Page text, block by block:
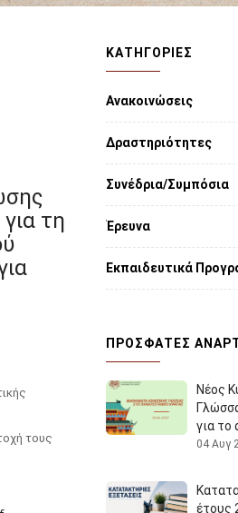
τη
τους
ΚΑΤΗΓΟΡΙΕΣ
Ανακοινώσεις
Δραστηριότητες
Συνέδρια/Συμπόσια
Έρευνα
Εκπαιδευτικά
ΠΡΌΣΦΑΤΕΣ
Νέος
για το
04 Αυγ
έτους